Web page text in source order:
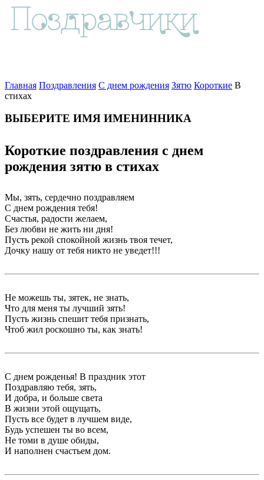
Главная Поздравления С днем рождения Зятю Короткие В
стихах
ВЫБЕРИТЕ ИМЯ ИМЕНИННИКА
Короткие поздравления с днем
рождения зятю в стихах
Мы, зять, сердечно поздравляем
С днем рождения тебя!
Счастья, радости желаем,
Без любви не жить ни дня!
Пусть рекой спокойной жизнь твоя течет,
Дочку нашу от тебя никто не уведет!!!
Не можешь ты, зятек, не знать,
Что для меня ты лучший зять!
Пусть жизнь спешит тебя признать,
Чтоб жил роскошно ты, как знать!
С днем рожденья! В праздник этот
Поздравляю тебя, зять,
И добра, и больше света
В жизни этой ощущать,
Пусть все будет в лучшем виде,
Будь успешен ты во всем,
Не томи в душе обиды,
И наполнен счастьем дом.